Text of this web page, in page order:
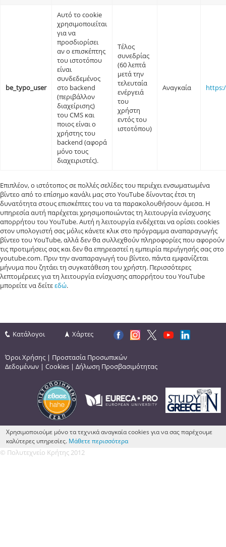
be_typo_user
Αυτό το cookie
χρησιμοποιείται
για να
προσδιορίσει
αν ο επισκέπτης
του ιστοτόπου
είναι
συνδεδεμένος
στο backend
(περιβάλλον
διαχείρισης)
του CMS και
ποιος είναι ο
χρήστης του
backend (αφορά
μόνο τους
διαχειριστές).
Τέλος
συνεδρίας
(60 λεπτά
μετά την
τελευταία
ενέργειά
του
χρήστη
εντός του
ιστοτόπου)
Αναγκαία
Επιπλέον, ο ιστότοπος σε πολλές σελίδες του περιέχει ενσωματωμένα
βίντεο από το επίσημο κανάλι μας στο YouTube δίνοντας έτσι τη
δυνατότητα στους επισκέπτες του να τα παρακολουθήσουν άμεσα. Η
υπηρεσία αυτή παρέχεται χρησιμοποιώντας τη λειτουργία ενίσχυσης
απορρήτου του YouTube. Αυτή η λειτουργία ενδέχεται να ορίσει cookies
στον υπολογιστή σας μόλις κάνετε κλικ στο πρόγραμμα αναπαραγωγής
βίντεο του YouTube, αλλά δεν θα συλλεχθούν πληροφορίες που αφορούν
τις προτιμήσεις σας και δεν θα επηρεαστεί η εμπειρία περιήγησής σας στο
youtube.com. Πριν την αναπαραγωγή του βίντεο, πάντα εμφανίζεται
μήνυμα που ζητάει τη συγκατάθεση του χρήστη. Περισσότερες
λεπτομέρειες για τη λειτουργία ενίσχυσης απορρήτου του YouTube
μπορείτε να δείτεεδώ.
Κατάλογοι Χάρτες
Όροι Χρήσης | Προστασία Προσωπικών
Δεδομένων | Cookies | Δήλωση Προσβασιμότητας
Χρησιμοποιούμε μόνο τα τεχνικά αναγκαία cookies για να σας παρέχουμε
καλύτερες υπηρεσίες. Μάθετε περισσότερα
© Πολυτεχνείο Κρήτης 2012